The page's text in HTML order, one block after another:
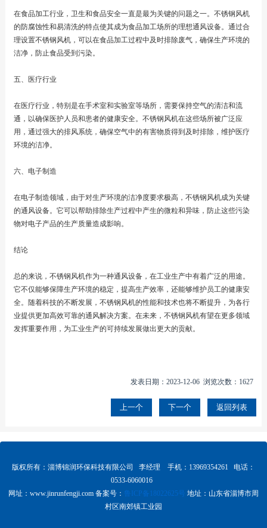
在食品加工行业，卫生和食品安全一直是最为关键的问题之一。不锈钢风机
的防腐蚀性和易清洗的特点使其成为食品加工场所的理想通风设备。通过合
理设置不锈钢风机，可以在食品加工过程中及时排除废气，确保生产环境的
洁净，防止食品受到污染。
五、医疗行业
在医疗行业，特别是在手术室和实验室等场所，需要保持空气的清洁和流
通，以确保医护人员和患者的健康安全。不锈钢风机在这些场所被广泛应
用，通过强大的排风系统，确保空气中的有害物质得到及时排除，维护医疗
环境的洁净。
六、电子制造
在电子制造领域，由于对生产环境的洁净度要求极高，不锈钢风机成为关键
的通风设备。它可以帮助排除生产过程中产生的微粒和异味，防止这些污染
物对电子产品的生产质量造成影响。
结论
总的来说，不锈钢风机作为一种通风设备，在工业生产中有着广泛的用途。
它不仅能够保障生产环境的稳定，提高生产效率，还能够维护员工的健康安
全。随着科技的不断发展，不锈钢风机的性能和技术也将不断提升，为各行
业提供更加高效可靠的通风解决方案。在未来，不锈钢风机有望在更多领域
发挥重要作用，为工业生产的可持续发展做出更大的贡献。
发表日期：2023-12-06 浏览次数：1627
上一个 下一个 返回列表
版权所有：淄博锦润环保科技有限公司 李经理 手机：13969354261 电话：
0533-6060016
网址：www.jinrunfengji.com备案号： 鲁ICP备18022625号 地址：山东省淄博市周
村区南郊镇工业园